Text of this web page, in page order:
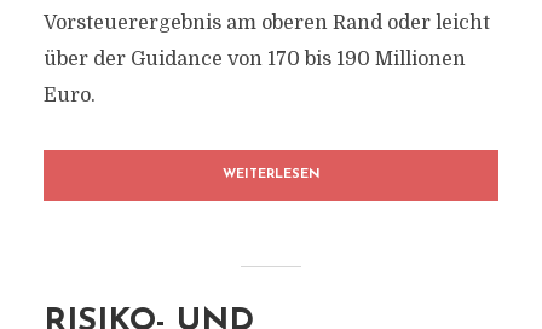
Vorsteuerergebnis am oberen Rand oder leicht
über der Guidance von 170 bis 190 Millionen
Euro.
WEITERLESEN
RISIKO- UND